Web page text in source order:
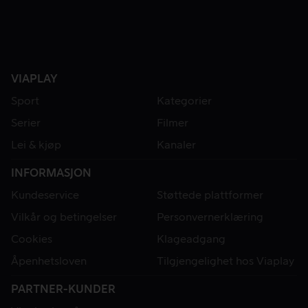
VIAPLAY
Sport
Kategorier
Serier
Filmer
Lei & kjøp
Kanaler
INFORMASJON
Kundeservice
Støttede plattformer
Vilkår og betingelser
Personvernerklæring
Cookies
Klageadgang
Åpenhetsloven
Tilgjengelighet hos Viaplay
PARTNER-KUNDER